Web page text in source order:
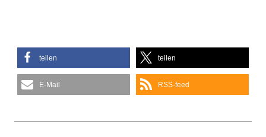
teilen teilen
E-Mail RSS-feed